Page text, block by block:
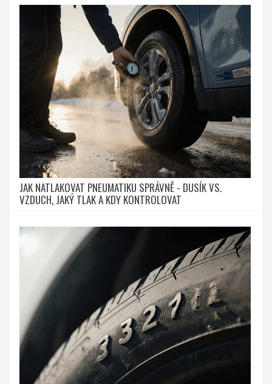
JAK NATLAKOVAT PNEUMATIKU SPRÁVNĚ - DUSÍK VS.
VZDUCH, JAKÝ TLAK A KDY KONTROLOVAT